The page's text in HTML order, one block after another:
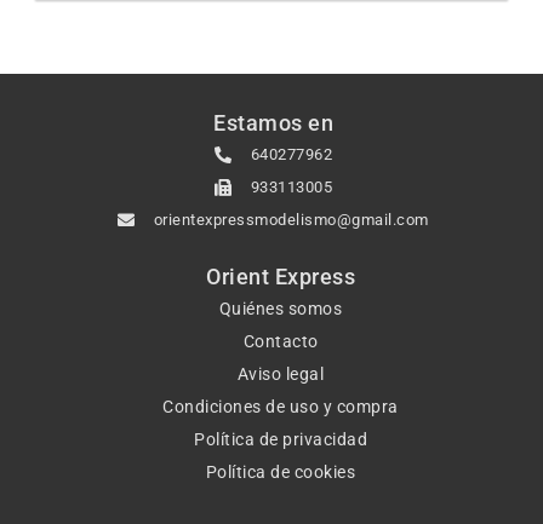
Estamos en
640277962
933113005
orientexpressmodelismo@gmail.com
Orient Express
Quiénes somos
Contacto
Aviso legal
Condiciones de uso y compra
Política de privacidad
Política de cookies